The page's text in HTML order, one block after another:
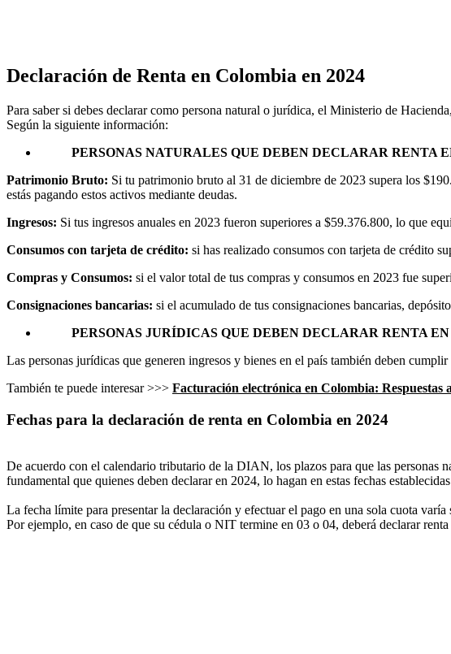
Declaración de Renta en Colombia en 2024
Para saber si debes declarar como persona natural o jurídica, el Ministerio de
Según la siguiente información:
PERSONAS NATURALES QUE DEBEN DECLARAR RENTA
Patrimonio Bruto: Si tu patrimonio bruto al 31 de diciembre de 2023 supera los
estás pagando estos activos mediante deudas.
Ingresos: Si tus ingresos anuales en 2023 fueron superiores a $59.376.800, lo que
Consumos con tarjeta de crédito: si has realizado consumos con tarjeta de crédito
Compras y Consumos: si el valor total de tus compras y consumos en 2023 fue
Consignaciones bancarias: si el acumulado de tus consignaciones bancarias,
PERSONAS JURÍDICAS QUE DEBEN DECLARAR RENTA EN
Las personas jurídicas que generen ingresos y bienes en el país también deben
También te puede interesar >>> Facturación electrónica en Colombia: Respuestas
Fechas para la declaración de renta en Colombia en 2024
De acuerdo con el calendario tributario de la DIAN, los plazos para que las personas
fundamental que quienes deben declarar en 2024, lo hagan en estas fechas
La fecha límite para presentar la declaración y efectuar el pago en una sola cuota
Por ejemplo, en caso de que su cédula o NIT termine en 03 o 04, deberá declarar